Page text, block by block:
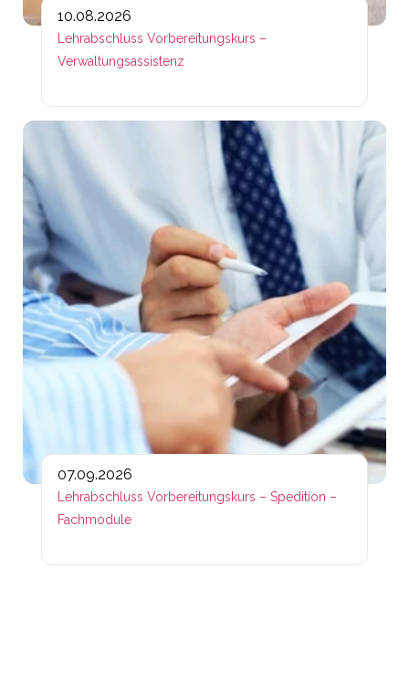
10.08.2026
Lehrabschluss Vorbereitungskurs –
Verwaltungsassistenz
07.09.2026
Lehrabschluss Vorbereitungskurs – Spedition –
Fachmodule